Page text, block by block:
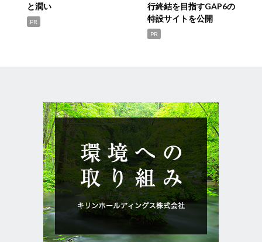
と潤い
PR
行終結を目指すGAP6の
特設サイトを公開
PR